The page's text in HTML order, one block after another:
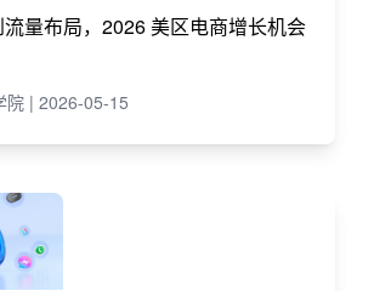
量布局，2026 美区电商增长机会
院 | 2026-05-15